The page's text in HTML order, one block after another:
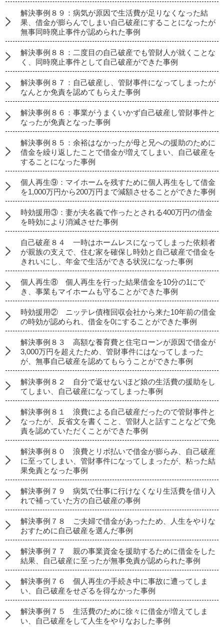
解決事例８９：病気が原因で生活費が足りなくなった結
果、借金が膨らんでしまい自己破産にすることになったが
無事同時廃止事件が認められた事例
解決事例８８：二度目の自己破産でも管財人が就くことな
く、同時廃止事件として自己破産ができた事例
解決事例８７：自己破産し、管財事件になってしまったが
なんとか免責を認めてもらえた事例
解決事例８６：事業がうまくいかず自己破産し管財事件と
なったが免責となった事例
解決事例８５：余裕はなかったが母と兄への援助のために
借金を繰り返したことで借金が増えてしまい、自己破産を
することになった事例
個人再生⑨：マイホームを残すために個人再生をして借金
を1,000万円から200万円まで減額させることができた事例
時効援用③：妻が夫名義で作ったとされる400万円の借金
を時効により消滅させた事例
自己破産８４ 一時はホームレスになってしまった依頼者
が親族の支えで、住む家を確保し時効と自己破産で借金を
きれいにし、年金で生活ができる状況になった事例
個人再生⑧ 個人再生を行った結果借金を10分の1にで
き、事業もマイホームも守ることができた事例
時効援用② ニッテレ債権回収会社から来た10年前の借金
の時効が認められ、借金を0にすることができた事例
解決事例８３ 高額な養育費と住宅ローンが原因で借金が
3,000万円を超えたため、管財事件にはなってしまった
が、無事自己破産を認めてもらうことができた事例
解決事例８２ 自分で返せないほど娘の生活費の援助をし
てしまい、自己破産になってしまった事例
解決事例８１ 浪費による自己破産だったので管財事件と
なったが、反省文を書くこと、管財人と話すことなどで免
責を認めていただくことができた事例
解決事例８０ 浪費とリボ払いで借金が膨らみ、自己破産
に至ってしまい、管財事件になってしまったが、粘った結
果免責となった事例
解決事例７９ 病気で仕事に行けなくなり生活費を借り入
れで補っていた方の自己破産の事例
解決事例７８ ご夫婦で借金があったため、人生をやりな
おすために自己破産を選んだ事例
解決事例７７ 親の事業資金を援助するために借金をした
結果、自己破産に至ったが無事免責が認められた事例
解決事例７６ 個人再生の手続き中に事故に遭ってしま
い、自己破産をせざるを得なかった事例
解決事例７５ 生活費のために徐々に借金が増えてしま
い、自己破産をして人生をやりなおした事例